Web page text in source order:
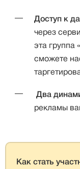
Доступ к
через
эта группа
сможете
Два
рекламы
Как стать